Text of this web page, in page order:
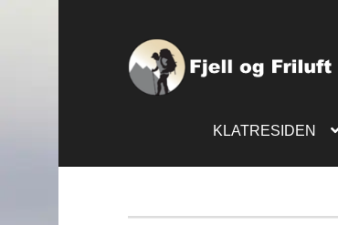
KLATRESIDEN